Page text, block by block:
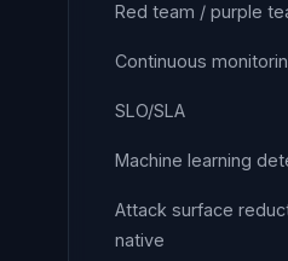
Red team / purple
Continuous
SLO/SLA
Machine learning
Attack surface
native